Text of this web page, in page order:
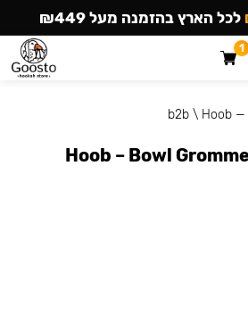
b2b\ Hoob —
Hoob – Bowl
לכל הארץ בהזמנה מעל ₪449
1